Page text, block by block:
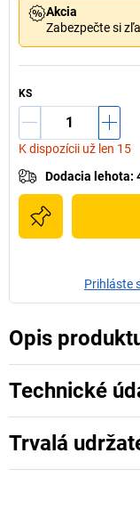
Akcia
Zabezpečte si
KS
K dispozícii už len 15
Dodacia lehota:
Prihláste
Opis
Technické
Trvalá